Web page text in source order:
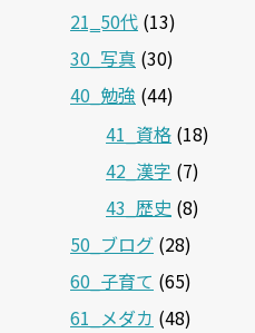
21‗50代 (13)
30_写真 (30)
40_勉強 (44)
41_資格 (18)
42_漢字 (7)
43_歴史 (8)
50_ブログ (28)
60_子育て (65)
61_メダカ (48)